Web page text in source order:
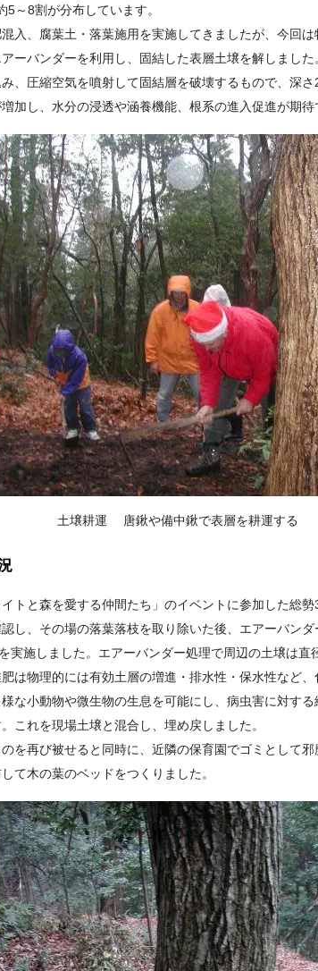
～8割が分布しています。
入、腐葉土・落葉施用を実施してきましたが、今回
ーバンダーを利用し、固結した表層土壌を解しまし
、圧縮空気を噴射して固結層を破壊するもので、深
加し、水分の浸透や涵養機能、根系の進入促進が期待
土壌耕運 唐鍬や備中鍬で表層を耕運する
トと森を愛する仲間たち」のイベントに参加した総
し、その場の落葉落枝を取り除いた後、エアーバンダ
実施しました。エアーバンダー処理で周辺の土壌は直
は物理的には有効土層の増進・排水性・保水性など、
な小動物や微生物の生息を可能にし、病虫害に対す
これを現場土壌と混合し、埋め戻しました。
を再び被せると同時に、近隣の保育園でゴミとして
て木の葉のベッドをつくりました。